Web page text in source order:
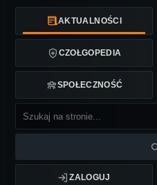
AKTUALNOŚCI
CZOŁGOPEDIA
SPOŁECZNOŚĆ
ZALOGUJ